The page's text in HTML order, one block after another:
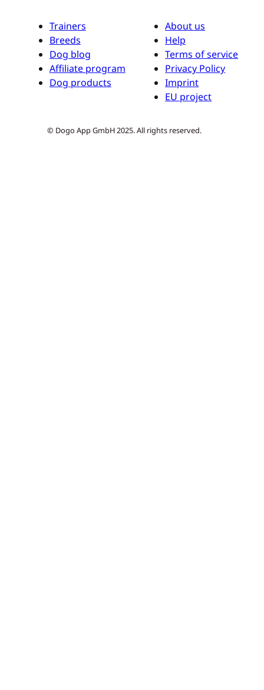
Trainers
Breeds
Dog blog
Affiliate program
Dog products
About us
Help
Terms of service
Privacy Policy
Imprint
EU project
© Dogo App GmbH 2025. All rights reserved.